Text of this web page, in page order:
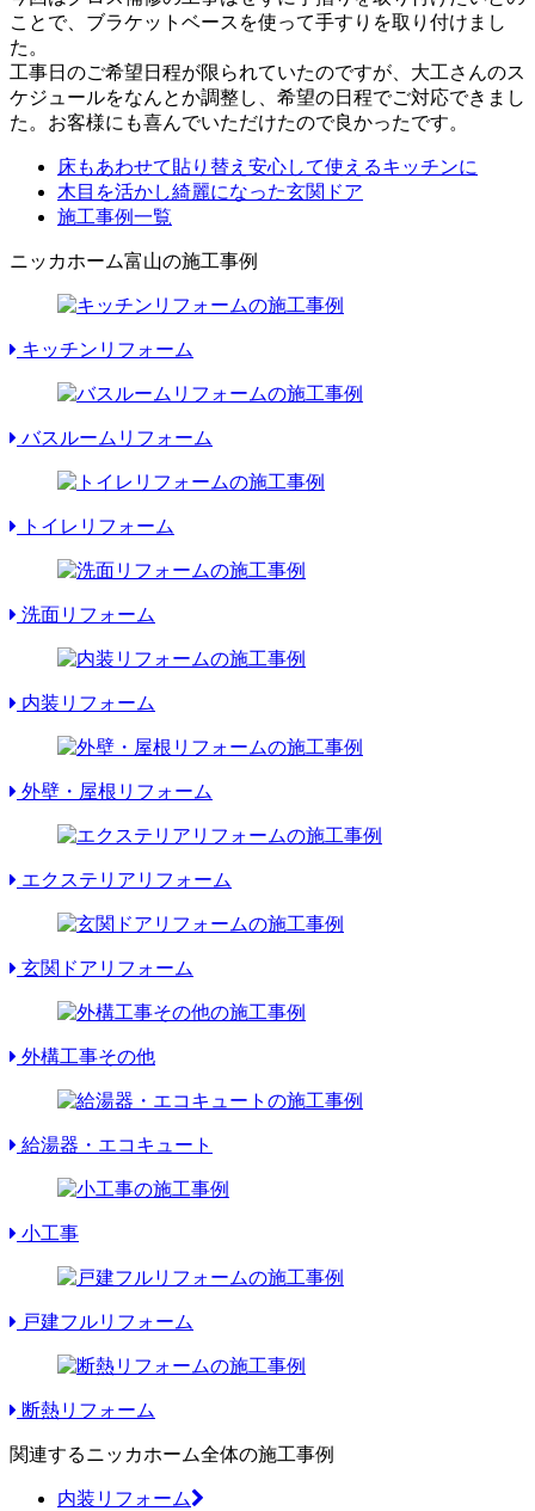
ことで、ブラケットベースを使って手すりを取り付けまし
た。
工事日のご希望日程が限られていたのですが、大工さんのス
ケジュールをなんとか調整し、希望の日程でご対応できまし
た。お客様にも喜んでいただけたので良かったです。
床もあわせて貼り替え安心して使えるキッチンに
木目を活かし綺麗になった玄関ドア
施工事例一覧
ニッカホーム富山の施工事例
キッチンリフォーム
バスルームリフォーム
トイレリフォーム
洗面リフォーム
内装リフォーム
外壁・屋根リフォーム
エクステリアリフォーム
玄関ドアリフォーム
外構工事その他
給湯器・エコキュート
小工事
戸建フルリフォーム
断熱リフォーム
関連するニッカホーム全体の施工事例
内装リフォーム